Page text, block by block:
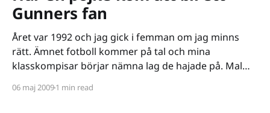
Gunners fan
Året var 1992 och jag gick i femman om jag minns
rätt. Ämnet fotboll kommer på tal och mina
klasskompisar börjar nämna lag de hajade på. Malmö
diskussionen - ställer mig på Malmös sida - för som
06 maj 20091 min read